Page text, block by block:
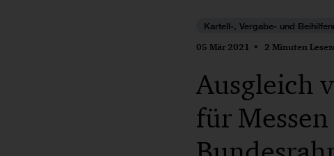
Kartell-, Vergabe- und
05 Mär 2021 2 Minuten
Ausgleich
für